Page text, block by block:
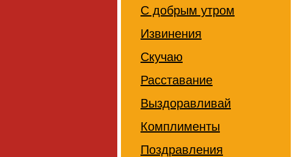
С добрым утром
Извинения
Скучаю
Расставание
Выздоравливай
Комплименты
Поздравления